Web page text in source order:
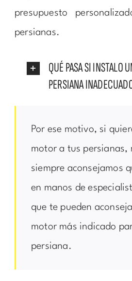
presupuesto
persianas.
QUÉ PASA SI INSTALO
PERSIANA
Por ese motivo, si
motor a tus persianas,
siempre aconsejamos
en manos de
que te pueden
motor más indicado
persiana.